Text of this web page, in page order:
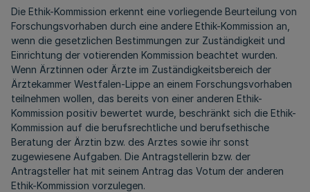
Die Ethik-Kommission erkennt eine vorliegende Beurteilung von
Forschungsvorhaben durch eine andere Ethik-Kommission an,
wenn die gesetzlichen Bestimmungen zur Zuständigkeit und
Einrichtung der votierenden Kommission beachtet wurden.
Wenn Ärztinnen oder Ärzte im Zuständigkeitsbereich der
Ärztekammer Westfalen-Lippe an einem Forschungsvorhaben
teilnehmen wollen, das bereits von einer anderen Ethik-
Kommission positiv bewertet wurde, beschränkt sich die Ethik-
Kommission auf die berufsrechtliche und berufsethische
Beratung der Ärztin bzw. des Arztes sowie ihr sonst
zugewiesene Aufgaben. Die Antragstellerin bzw. der
Antragsteller hat mit seinem Antrag das Votum der anderen
Ethik-Kommission vorzulegen.